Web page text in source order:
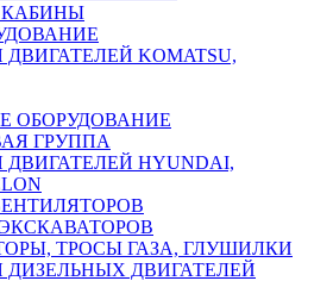
KOMATSU,
ОБОРУДОВАНИЕ
ГРУППА
HYUNDAI,
ТРОСЫ ГАЗА, ГЛУШИЛКИ
ДИЗЕЛЬНЫХ ДВИГАТЕЛЕЙ